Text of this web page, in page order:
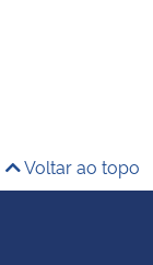
Voltar ao topo